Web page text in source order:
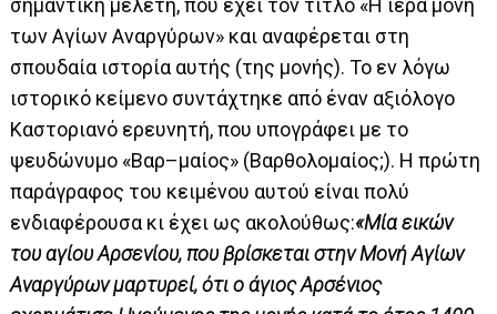
σημαντική μελέτη, που έχει τον τίτλο «Η ιερά μονή
των Αγίων Αναργύρων» και αναφέρεται στη
σπουδαία ιστορία αυτής (της μονής). Το εν λόγω
ιστορικό κείμενο συντάχτηκε από έναν αξιόλογο
Καστοριανό ερευνητή, που υπογράφει με το
ψευδώνυμο «Βαρ–μαίος» (Βαρθολομαίος;). Η πρώτη
παράγραφος του κειμένου αυτού είναι πολύ
ενδιαφέρουσα κι έχει ως ακολούθως:«Μία εικών
του αγίου Αρσενίου, που βρίσκεται στην Μονή Αγίων
Αναργύρων μαρτυρεί, ότι ο άγιος Αρσένιος